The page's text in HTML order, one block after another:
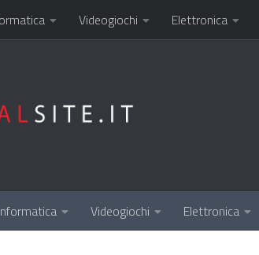
Videogiochi Elettronica
Videogiochi Elettronica